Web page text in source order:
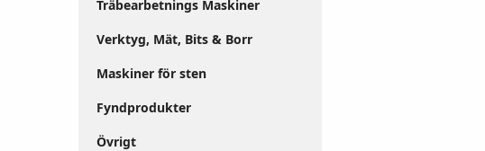
Träbearbetnings Maskiner
Verktyg, Mät, Bits & Borr
Maskiner för sten
Fyndprodukter
Övrigt